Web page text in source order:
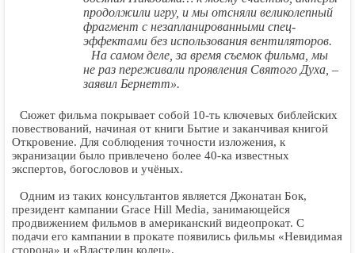
продолжили игру, и мы отсняли великолепный
фрагмент с незапланированными спец-
эффектами без использования вентиляторов.
На самом деле, за время съемок фильма, мы
не раз переживали проявления Святого Духа, –
заявил Бернетт».
Сюжет фильма покрывает собой 10-ть ключевых библейских
повествований, начиная от книги Бытие и заканчивая книгой
Откровение. Для соблюдения точности изложения, к
экранизации было привлечено более 40-ка известных
экспертов, богословов и учёных.
Одним из таких консультантов является Джонатан Бок,
президент кампании Grace Hill Media, занимающейся
продвижением фильмов в американский видеопрокат. С
подачи его кампании в прокате появились фильмы «Невидимая
сторона» и «Властелин колец».